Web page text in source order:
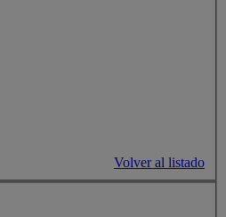
Volver al listado